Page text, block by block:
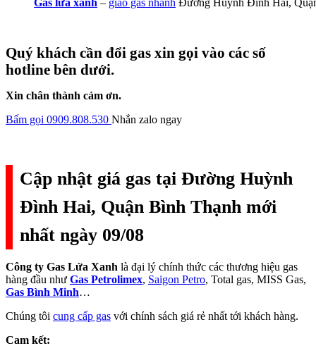
Quý khách cần đổi gas xin gọi vào các số
hotline bên dưới.
Xin chân thành cảm ơn.
Bấm gọi 0909.808.530 Nhắn zalo ngay
Cập nhật giá gas tại Đường Huỳnh
Đình Hai, Quận Bình Thạnh mới
nhất ngày 09/08
Công ty Gas Lửa Xanh là đại lý chính thức các thương hiệu gas
hàng đầu như Gas Petrolimex, Saigon Petro, Total gas, MISS Gas,
Gas Bình Minh…
Chúng tôi cung cấp gas với chính sách giá rẻ nhất tới khách hàng.
Cam kết: